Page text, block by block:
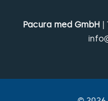
Pacura med GmbH |